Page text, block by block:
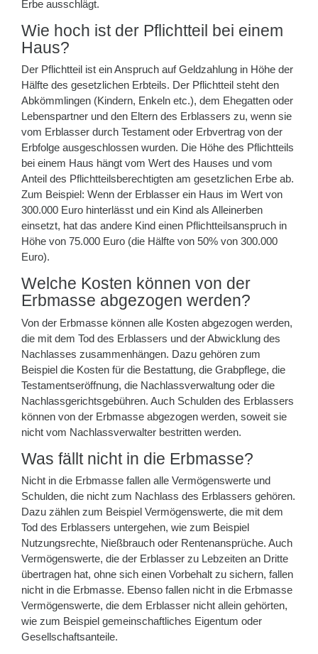
Erbe ausschlägt.
Wie hoch ist der Pflichtteil bei einem
Haus?
Der Pflichtteil ist ein Anspruch auf Geldzahlung in Höhe der
Hälfte des gesetzlichen Erbteils. Der Pflichtteil steht den
Abkömmlingen (Kindern, Enkeln etc.), dem Ehegatten oder
Lebenspartner und den Eltern des Erblassers zu, wenn sie
vom Erblasser durch Testament oder Erbvertrag von der
Erbfolge ausgeschlossen wurden. Die Höhe des Pflichtteils
bei einem Haus hängt vom Wert des Hauses und vom
Anteil des Pflichtteilsberechtigten am gesetzlichen Erbe ab.
Zum Beispiel: Wenn der Erblasser ein Haus im Wert von
300.000 Euro hinterlässt und ein Kind als Alleinerben
einsetzt, hat das andere Kind einen Pflichtteilsanspruch in
Höhe von 75.000 Euro (die Hälfte von 50% von 300.000
Euro).
Welche Kosten können von der
Erbmasse abgezogen werden?
Von der Erbmasse können alle Kosten abgezogen werden,
die mit dem Tod des Erblassers und der Abwicklung des
Nachlasses zusammenhängen. Dazu gehören zum
Beispiel die Kosten für die Bestattung, die Grabpflege, die
Testamentseröffnung, die Nachlassverwaltung oder die
Nachlassgerichtsgebühren. Auch Schulden des Erblassers
können von der Erbmasse abgezogen werden, soweit sie
nicht vom Nachlassverwalter bestritten werden.
Was fällt nicht in die Erbmasse?
Nicht in die Erbmasse fallen alle Vermögenswerte und
Schulden, die nicht zum Nachlass des Erblassers gehören.
Dazu zählen zum Beispiel Vermögenswerte, die mit dem
Tod des Erblassers untergehen, wie zum Beispiel
Nutzungsrechte, Nießbrauch oder Rentenansprüche. Auch
Vermögenswerte, die der Erblasser zu Lebzeiten an Dritte
übertragen hat, ohne sich einen Vorbehalt zu sichern, fallen
nicht in die Erbmasse. Ebenso fallen nicht in die Erbmasse
Vermögenswerte, die dem Erblasser nicht allein gehörten,
wie zum Beispiel gemeinschaftliches Eigentum oder
Gesellschaftsanteile.